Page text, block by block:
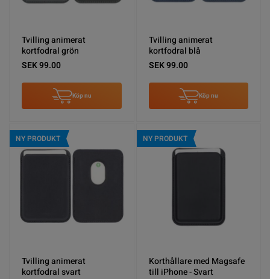
Tvilling animerat
kortfodral grön
SEK 99.00
Köp nu
Tvilling animerat
kortfodral blå
SEK 99.00
Köp nu
NY PRODUKT
Tvilling animerat
kortfodral svart
NY PRODUKT
Korthållare med Magsafe
till iPhone - Svart